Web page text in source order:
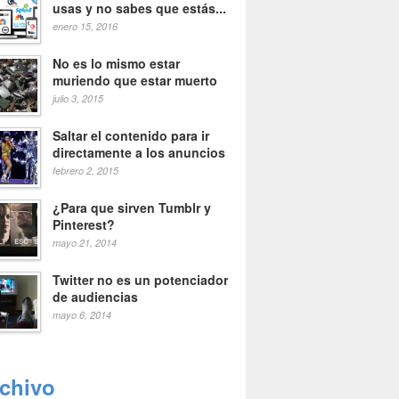
usas y no sabes que estás...
enero 15, 2016
No es lo mismo estar
muriendo que estar muerto
julio 3, 2015
Saltar el contenido para ir
directamente a los anuncios
febrero 2, 2015
¿Para que sirven Tumblr y
Pinterest?
mayo 21, 2014
Twitter no es un potenciador
de audiencias
mayo 6, 2014